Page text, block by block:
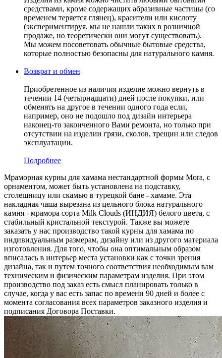
средствами, кроме содержащих абразивные частицы (со
временем теряется глянец), красители или кислоту
(экспериментируя, мы не нашли таких в розничной
продаже, но теоретически они могут существовать).
Мы можем посоветовать обычные бытовые средства,
которые полностью безопасны для натурального камня.
Возврат и обмен
Приобретенное из наличия изделие можно вернуть в
течении 14 (четырнадцати) дней после покупки, или
обменять на другое в течении одного года если,
например, оно не подошло под дизайн интерьера
наконец-то законченного Вами ремонта, но только при
отсутствии на изделии грязи, сколов, трещин или следов
эксплуатации.
Подробнее
Мраморная курны для хамама нестандартной формы Mora, с
орнаментом, может быть установлена на подставку,
столешницу или скамью в турецкой бане - хамаме. Эта
накладная чаша вырезана из цельного блока натурального
камня - мрамора сорта Milk Clouds (ИНДИЯ) белого цвета, c
стабильный кристальной текстурой. Также вы можете
заказать у нас производство такой курны для хамама по
индивидуальным размерам, дизайну или из другого материала
изготовления. Для того, чтобы она оптимальным образом
вписалась в интерьер места установки как с точки зрения
дизайна, так и путем точного соответствия необходимым вам
техническим и физическим параметрам изделия. При этом
производство под заказ есть смысл планировать только в
случае, когда у вас есть запас по времени 90 дней и более с
момента согласования всех параметров заказного изделия и
подписания Договора Поставки.